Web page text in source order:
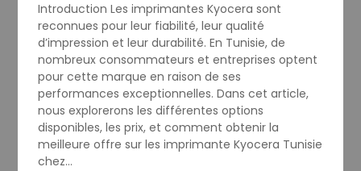
Introduction Les imprimantes Kyocera sont
reconnues pour leur fiabilité, leur qualité
d’impression et leur durabilité. En Tunisie, de
nombreux consommateurs et entreprises optent
pour cette marque en raison de ses
performances exceptionnelles. Dans cet article,
nous explorerons les différentes options
disponibles, les prix, et comment obtenir la
meilleure offre sur les imprimante Kyocera Tunisie
chez…